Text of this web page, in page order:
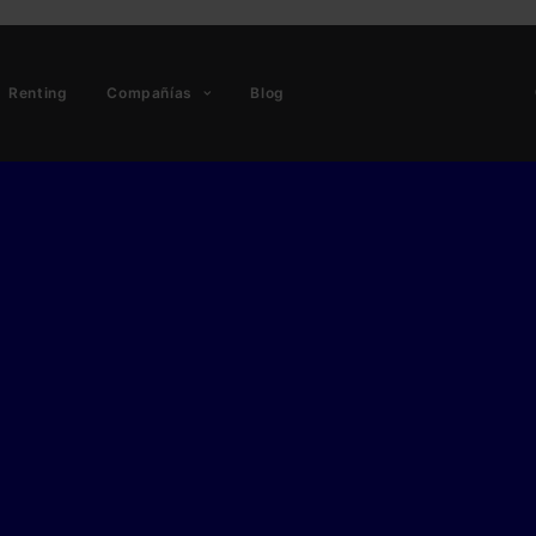
Renting Compañías Blog